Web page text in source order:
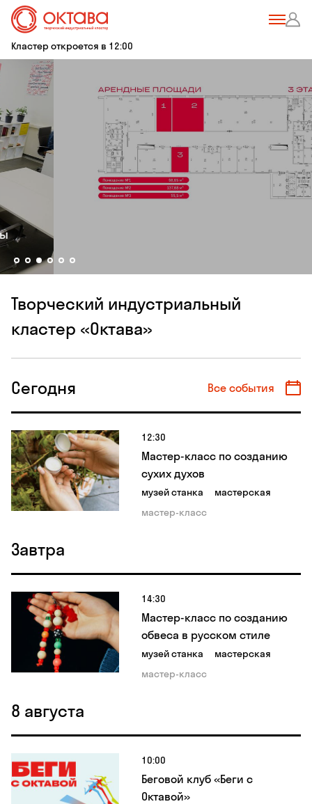
Кластер откроется в 12:00
Apeнда в твoрческом индуcтриaльном клаcтeрe
«Oктaва»
Творческий индустриальный
кластер «Октава»
Сегодня Все события
12:30
Мастер-класс по созданию
сухих духов
музей станка
мастерская
мастер-класс
Завтра
14:30
Мастер-класс по созданию
обвеса в русском стиле
музей станка
мастерская
мастер-класс
8 августа
10:00
Беговой клуб «Беги с
Октавой»